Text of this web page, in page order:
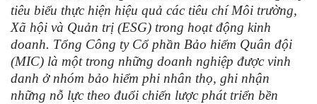
tiêu biểu thực hiện hiệu quả các tiêu chí Môi trường,
Xã hội và Quản trị (ESG) trong hoạt động kinh
doanh. Tổng Công ty Cổ phần Bảo hiểm Quân đội
(MIC) là một trong những doanh nghiệp được vinh
danh ở nhóm bảo hiểm phi nhân thọ, ghi nhận
những nỗ lực theo đuổi chiến lược phát triển bền